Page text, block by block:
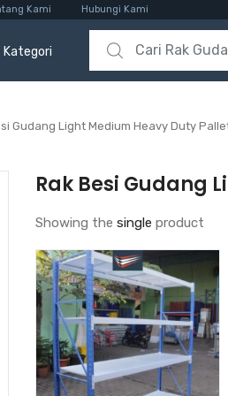
Kami Hubungi Kami
Kategori
Search for:
Gudang Light Medium Heavy Duty
Rak Besi Gudang
Showing the single product